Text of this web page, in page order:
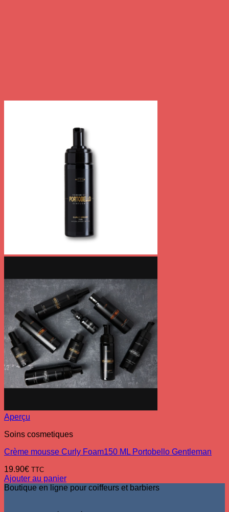
Aperçu
Soins cosmetiques
Crème mousse Curly Foam150 ML Portobello Gentleman
19.90€ TTC
Ajouter au panier
Boutique en ligne pour coiffeurs et barbiers